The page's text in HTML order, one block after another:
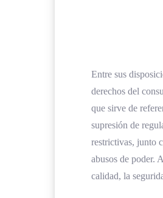
Entre sus
derechos del
que sirve de
supresión de
restrictivas, junto
abusos de poder.
calidad, la